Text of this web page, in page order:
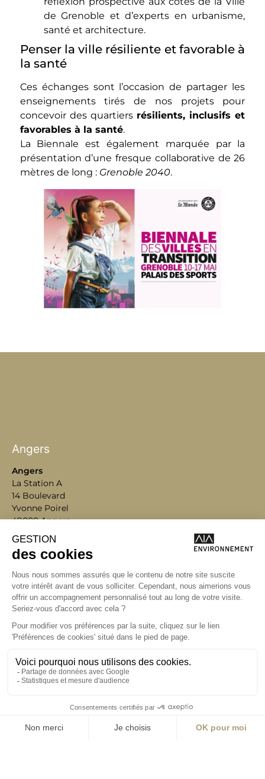
de Grenoble et d’experts en urbanisme,
santé et architecture.
Penser la ville résiliente et favorable à
la santé
Ces échanges sont l’occasion de partager les
enseignements tirés de nos projets pour
concevoir des quartiers résilients, inclusifs et
favorables à la santé.
La Biennale est également marquée par la
présentation d’une fresque collaborative de 26
mètres de long : Grenoble 2040.
Angers
Bordeaux
Lyon
Nantes
Angers
La Station A
14 Boulevard
Yvonne Poirel
49000 Angers
T +33 (0)2 41 36
88 50
Écrire
environnement@aialifedesigners.fr